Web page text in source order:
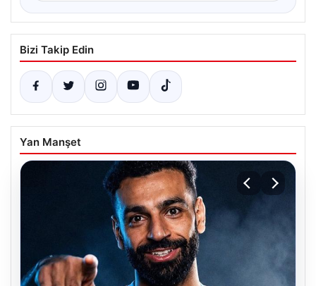
Bizi Takip Edin
Yan Manşet